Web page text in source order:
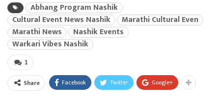
Abhang Program Nashik
Cultural Event News Nashik
Marathi Cultural Even
Marathi News
Nashik Events
Warkari Vibes Nashik
1
Share Facebook Twitter Google+